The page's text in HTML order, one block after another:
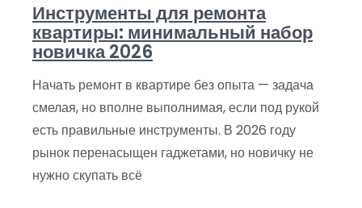
Инструменты для ремонта
квартиры: минимальный набор
новичка 2026
Начать ремонт в квартире без опыта — задача
смелая, но вполне выполнимая, если под рукой
есть правильные инструменты. В 2026 году
рынок перенасыщен гаджетами, но новичку не
нужно скупать всё